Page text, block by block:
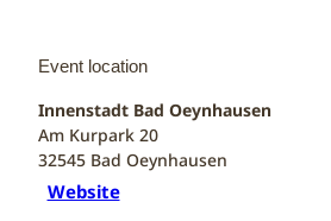
Event location
Innenstadt Bad Oeynhausen
Am Kurpark 20
32545 Bad Oeynhausen
Website